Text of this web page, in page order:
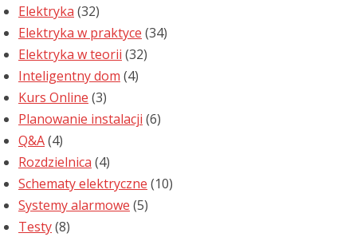
Elektryka (32)
Elektryka w praktyce (34)
Elektryka w teorii (32)
Inteligentny dom (4)
Kurs Online (3)
Planowanie instalacji (6)
Q&A(4)
Rozdzielnica (4)
Schematy elektryczne (10)
Systemy alarmowe (5)
Testy(8)